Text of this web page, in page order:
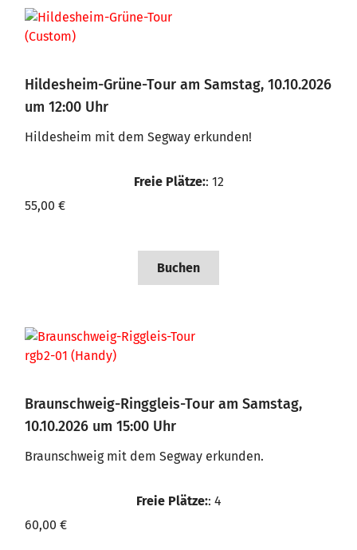
Hildesheim-Grüne-Tour am Samstag, 10.10.2026
um 12:00 Uhr
Hildesheim mit dem Segway erkunden!
Freie Plätze:: 12
55,00 €
Buchen
Braunschweig-Ringgleis-Tour am Samstag,
10.10.2026 um 15:00 Uhr
Braunschweig mit dem Segway erkunden.
Freie Plätze:: 4
60,00 €